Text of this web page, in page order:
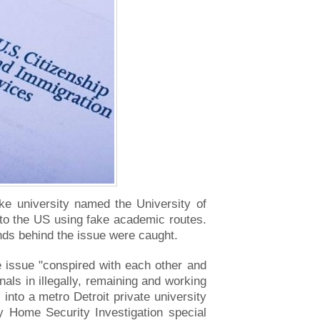
university named the University of
the US using fake academic routes.
behind the issue were caught.
"conspired with each other and
in illegally, remaining and working
a metro Detroit private university
Home Security Investigation special